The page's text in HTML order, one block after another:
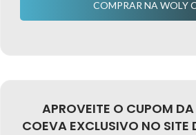
COMPRAR NA WOLY
APROVEITE O CUPOM
COEVA EXCLUSIVO NO SITE